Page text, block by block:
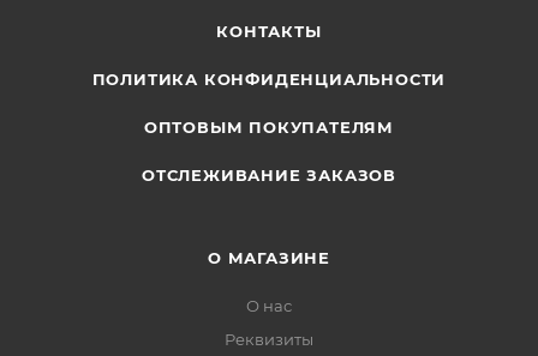
КОНТАКТЫ
ПОЛИТИКА КОНФИДЕНЦИАЛЬНОСТИ
ОПТОВЫМ ПОКУПАТЕЛЯМ
ОТСЛЕЖИВАНИЕ ЗАКАЗОВ
О МАГАЗИНЕ
О нас
Реквизиты